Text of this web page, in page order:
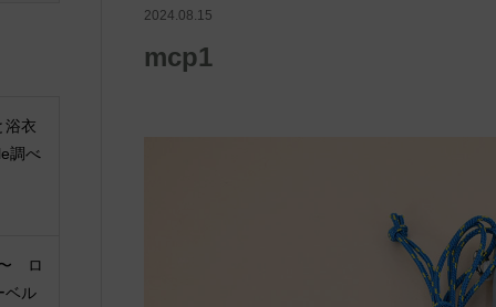
2024.08.15
mcp1
浴衣
調べ
ロ
ベル